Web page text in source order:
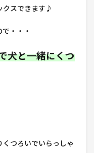
クスできます♪
・・・
犬と一緒にくつ
つろいでいらっしゃ